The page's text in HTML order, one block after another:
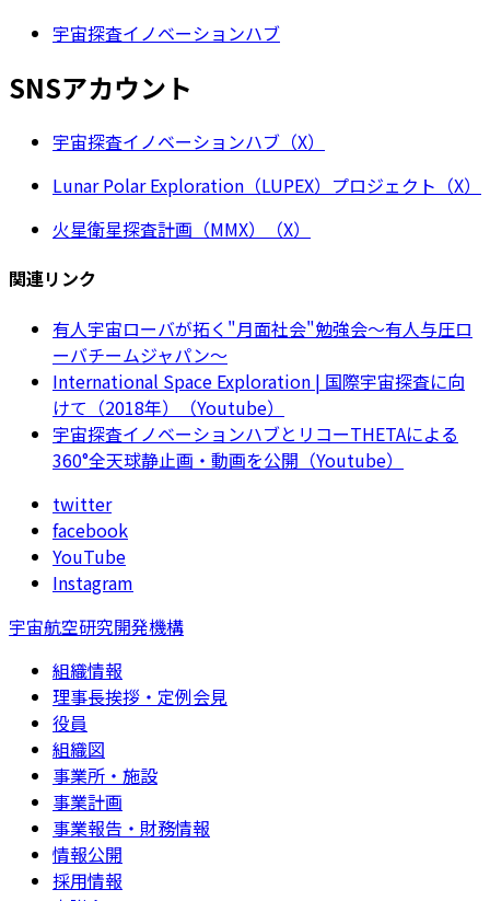
宇宙探査イノベーションハブ
SNSアカウント
宇宙探査イノベーションハブ（X）
Lunar Polar Exploration（LUPEX）プロジェクト（X）
火星衛星探査計画（MMX）（X）
関連リンク
有人宇宙ローバが拓く"月面社会"勉強会～有人与圧ロ
ーバチームジャパン～
International Space Exploration | 国際宇宙探査に向
けて（2018年）（Youtube）
宇宙探査イノベーションハブとリコーTHETAによる
360°全天球静止画・動画を公開（Youtube）
twitter
facebook
YouTube
Instagram
宇宙航空研究開発機構
組織情報
理事長挨拶・定例会見
役員
組織図
事業所・施設
事業計画
事業報告・財務情報
情報公開
採用情報